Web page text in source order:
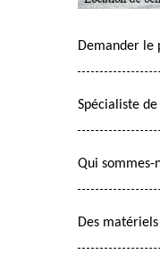
Demander le
Spécialiste
Qui sommes-
Des